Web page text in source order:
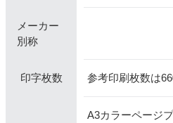
メーカー
別称
印字枚数 参考印刷枚数は
A3カラーページ